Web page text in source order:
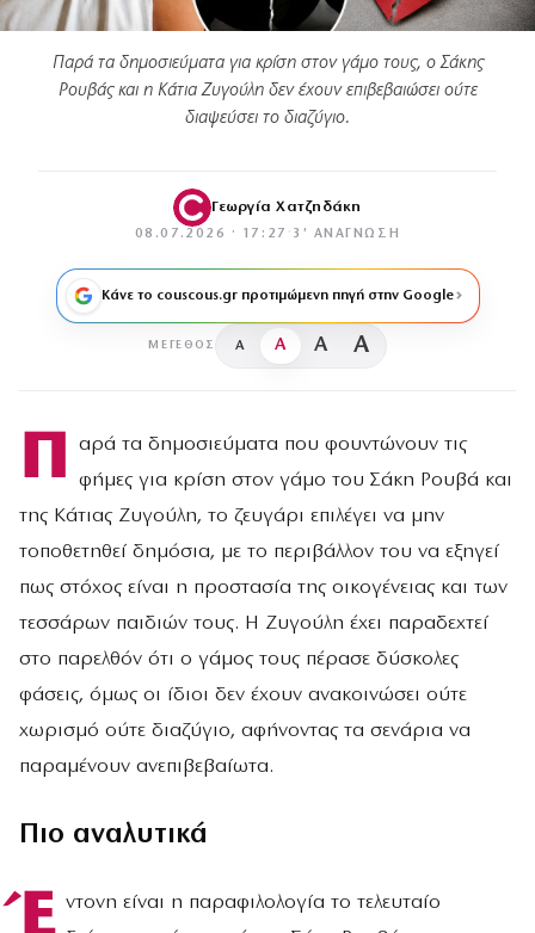
Παρά τα δημοσιεύματα για κρίση στον γάμο τους, ο Σάκης
Ρουβάς και η Κάτια Ζυγούλη δεν έχουν επιβεβαιώσει ούτε
διαψεύσει το διαζύγιο.
Γεωργία Χατζηδάκη
08.07.2026 · 17:27 · 3′ ΑΝΆΓΝΩΣΗ
Κάνε το couscous.gr προτιμώμενη πηγή στην Google
ΜΈΓΕΘΟΣ A A A A
Π
αρά τα δημοσιεύματα που φουντώνουν τις
φήμες για κρίση στον γάμο του Σάκη Ρουβά και
της Κάτιας Ζυγούλη, το ζευγάρι επιλέγει να μην
τοποθετηθεί δημόσια, με το περιβάλλον του να εξηγεί
πως στόχος είναι η προστασία της οικογένειας και των
τεσσάρων παιδιών τους. Η Ζυγούλη έχει παραδεχτεί
στο παρελθόν ότι ο γάμος τους πέρασε δύσκολες
φάσεις, όμως οι ίδιοι δεν έχουν ανακοινώσει ούτε
χωρισμό ούτε διαζύγιο, αφήνοντας τα σενάρια να
παραμένουν ανεπιβεβαίωτα.
Πιο αναλυτικά
Έ ντονη είναι η παραφιλολογία το τελευταίο